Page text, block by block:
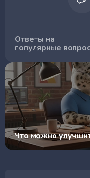
Ответы на
популярные
Что можно